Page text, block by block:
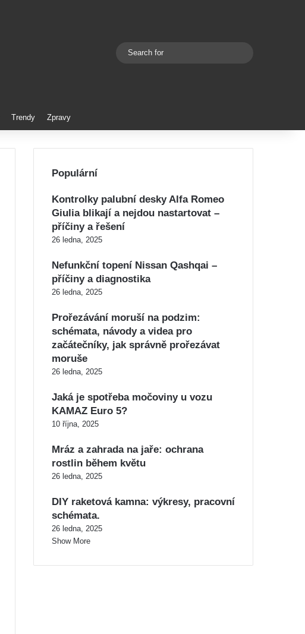
Switch skin
Trendy Zpravy
Populární
Kontrolky palubní desky Alfa Romeo
Giulia blikají a nejdou nastartovat –
příčiny a řešení
26 ledna, 2025
Nefunkční topení Nissan Qashqai –
příčiny a diagnostika
26 ledna, 2025
Prořezávání moruší na podzim:
schémata, návody a videa pro
začátečníky, jak správně prořezávat
moruše
26 ledna, 2025
Jaká je spotřeba močoviny u vozu
KAMAZ Euro 5?
10 října, 2025
Mráz a zahrada na jaře: ochrana
rostlin během květu
26 ledna, 2025
DIY raketová kamna: výkresy, pracovní
schémata.
26 ledna, 2025
Show More